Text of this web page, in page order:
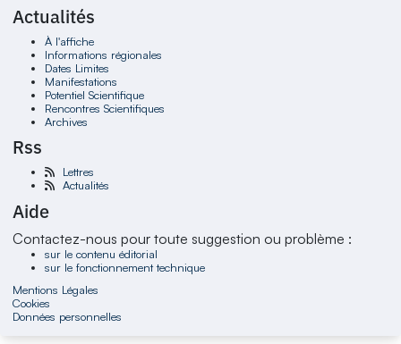
Actualités
À l'affiche
Informations régionales
Dates Limites
Manifestations
Potentiel Scientifique
Rencontres Scientifiques
Archives
Rss
Lettres
Actualités
Aide
Contactez-nous pour toute suggestion ou problème :
sur le contenu éditorial
sur le fonctionnement technique
Mentions Légales
Cookies
Données personnelles